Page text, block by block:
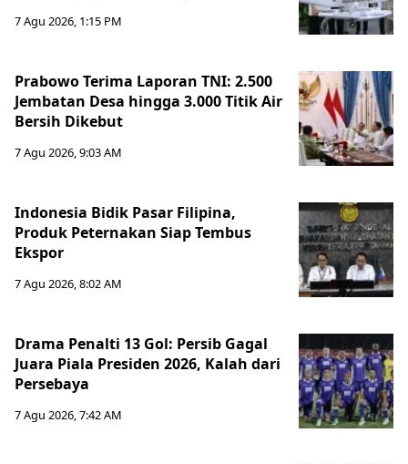
7 Agu 2026, 1:15 PM
Prabowo Terima Laporan TNI: 2.500
Jembatan Desa hingga 3.000 Titik Air
Bersih Dikebut
7 Agu 2026, 9:03 AM
Indonesia Bidik Pasar Filipina,
Produk Peternakan Siap Tembus
Ekspor
7 Agu 2026, 8:02 AM
Drama Penalti 13 Gol: Persib Gagal
Juara Piala Presiden 2026, Kalah dari
Persebaya
7 Agu 2026, 7:42 AM